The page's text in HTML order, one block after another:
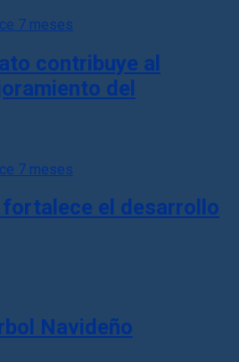
7 meses
contribuye al
del
7 meses
fortalece el desarrollo
Navideño